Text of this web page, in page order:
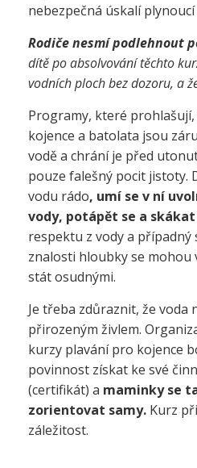
nebezpečná úskalí
Rodiče nesmí podlehnout
dítě po absolvování těchto
vodních ploch bez dozoru, a
Programy, které
kojence a batolata jsou
vodě a chrání je před
pouze falešný pocit jistoty.
vodu rádo, umí se v ní
vody, potápět se a
respektu z vody a případný
znalosti hloubky se mohou
stát osudnými.
Je třeba zdůraznit, že voda
přirozeným živlem.
kurzy plavání pro kojence
povinnost získat ke své
(certifikát) a maminky se
zorientovat samy. Kurz
záležitost.